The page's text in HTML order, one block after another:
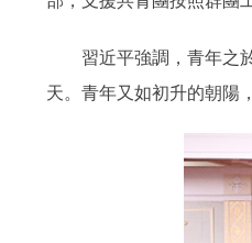
習近平強調，青年之於
天。青年又如初升的朝陽